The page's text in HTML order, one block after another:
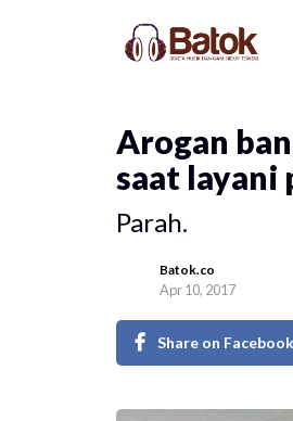
Arogan
saat layani
Parah.
Batok.co
Apr 10, 2017
Share on Facebook